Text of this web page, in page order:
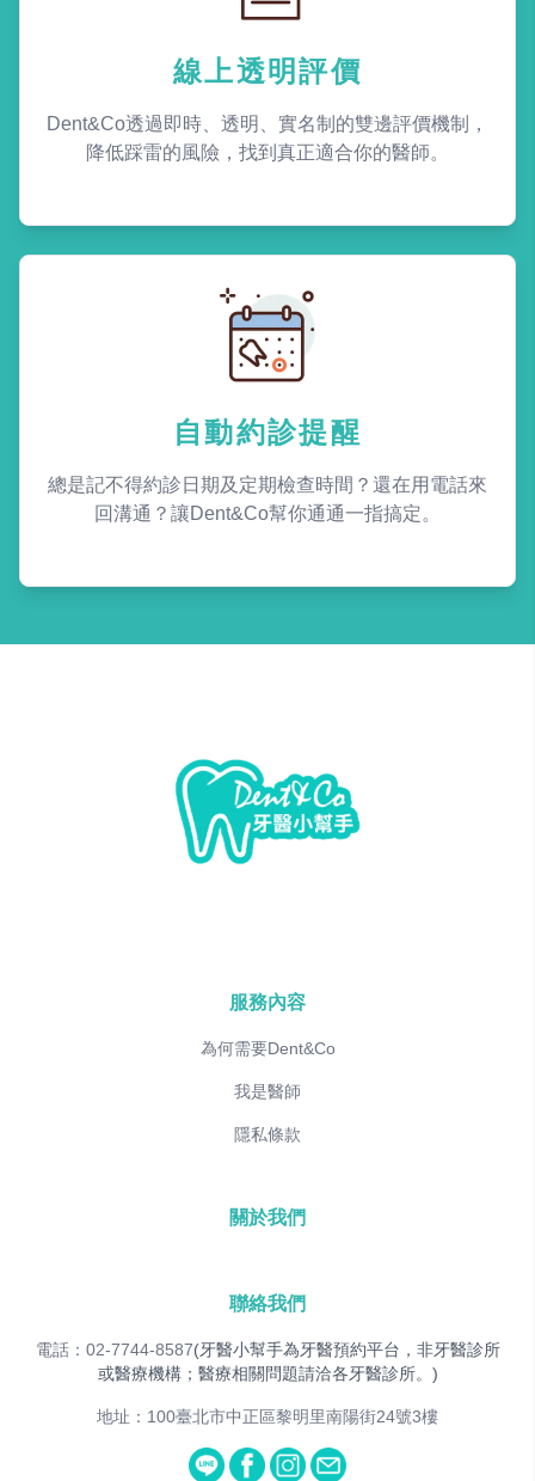
線上透明評價
Dent&Co透過即時、透明、實名制的雙邊評價機制，
降低踩雷的風險，找到真正適合你的醫師。
自動約診提醒
總是記不得約診日期及定期檢查時間？還在用電話來
回溝通？讓Dent&Co幫你通通一指搞定。
服務內容
為何需要Dent&Co
我是醫師
隱私條款
關於我們
聯絡我們
電話：02-7744-8587(牙醫小幫手為牙醫預約平台，非牙醫診所
或醫療機構；醫療相關問題請洽各牙醫診所。)
地址：100臺北市中正區黎明里南陽街24號3樓